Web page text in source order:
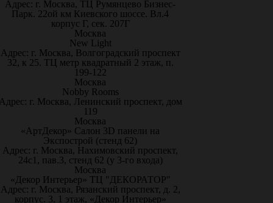
Адрес: г. Москва, ТЦ Румянцево Бизнес-
Парк. 22ой км Киевского шоссе. Вл.4
корпус Г, сек. 207Г
Москва
New Light
Адрес: г. Москва, Волгоградский проспект
32, к 25. ТЦ метр квадратный 2 этаж, п.
199-122
Москва
Nobby Rooms
г. Москва, Ленинский проспект, дом
119
Москва
«АртДекор» Салон 3D панели на
Экспострой (стенд 62)
Адрес: г. Москва, Нахимовский проспект,
24с1, пав.3, стенд 62 (у 3-го входа)
Москва
«Декор Интерьер» ТЦ "ДЕКОРАТОР"
Адрес: г. Москва, Рязанский проспект, д. 2,
корпус. 3, 1 этаж, «Декор Интерьер»